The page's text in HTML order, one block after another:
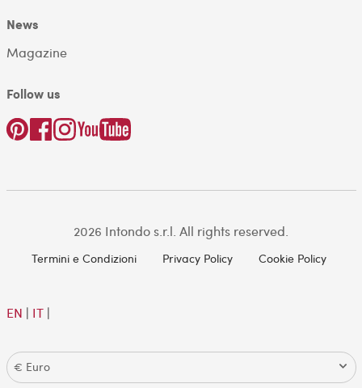
News
Magazine
Follow us
2026 Intondo s.r.l. All rights reserved.
Termini e Condizioni Privacy Policy Cookie Policy
EN | IT|